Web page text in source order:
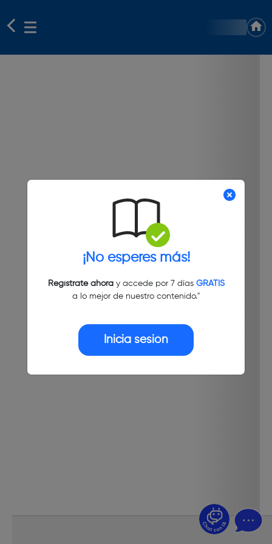
¡No esperes más!
Regístrate ahoray accede por 7 días GRATIS
a lo mejor de nuestro contenido."
Inicia sesión